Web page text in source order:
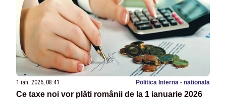
1 ian. 2026, 08:41 Politica Interna - nationala
Ce taxe noi vor plăti românii de la 1 ianuarie 2026